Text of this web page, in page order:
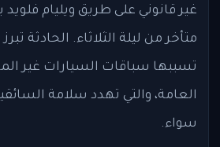
غير قانوني على طريق ويليام
متأخر من ليلة الثلاثاء. الحادثة
تسببها سباقات السيارات غير
العامة، والتي تهدد سلامة
سواء.